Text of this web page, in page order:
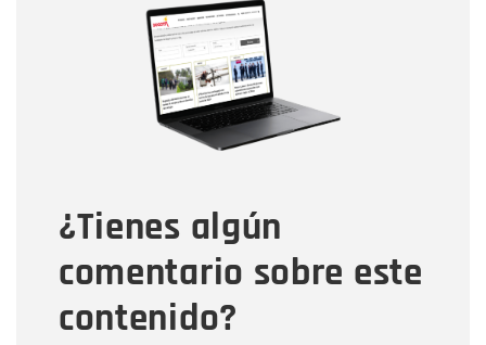
¿Tienes algún
comentario sobre este
contenido?
Correo electrónico
Tipo de comentario
Mensaje